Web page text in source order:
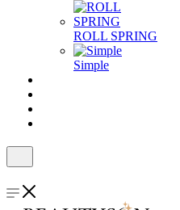
ROLL SPRING
Simple